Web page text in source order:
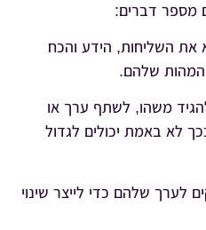
מספר דברים:
את השליחות, הידע והכח
המהות שלהם.
משהו, לשתף ערך או
לא באמת יכולים לגדול
לערך שלהם כדי לייצר שינוי